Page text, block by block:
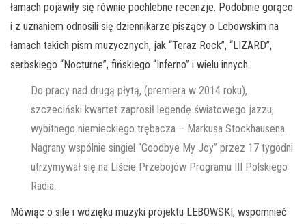
łamach pojawiły się równie pochlebne recenzje. Podobnie gorąco
i z uznaniem odnosili się dziennikarze piszący o Lebowskim na
łamach takich pism muzycznych, jak “Teraz Rock”, “LIZARD”,
serbskiego “Nocturne”, fińskiego “Inferno” i wielu innych.
Do pracy nad drugą płytą, (premiera w 2014 roku),
szczeciński kwartet zaprosił legendę światowego jazzu,
wybitnego niemieckiego trębacza – Markusa Stockhausena.
Nagrany wspólnie singiel “Goodbye My Joy” przez 17 tygodni
utrzymywał się na Liście Przebojów Programu III Polskiego
Radia.
Mówiąc o sile i wdzięku muzyki projektu LEBOWSKI, wspomnieć